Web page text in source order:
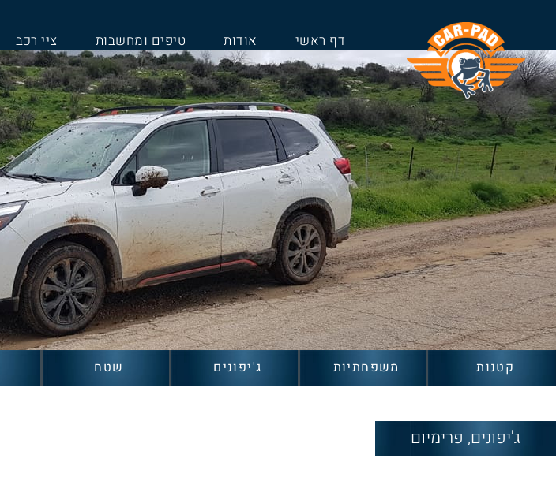
דף ראשי אודות טיפים ומחשבות ציי רכב
קטנות משפחתיות ג'יפונים שטח
ג'יפונים, פרימיום